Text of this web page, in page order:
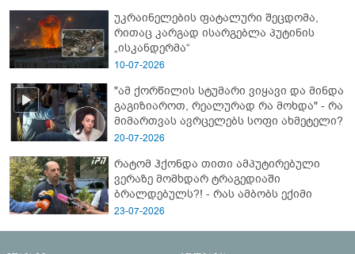
უკრაინელების ფატალური შეცდომა,
რითაც კარგად ისარგებლა პუტინის
„ისკანდერმა“
10-07-2026
"ამ ქორწილის სტუმარი ვიყავი და მინდა
გაგიზიაროთ, რეალურად რა მოხდა" - რა
მიმართვას ავრცელებს სოფი ახმეტელი?
20-07-2026
რატომ ჰქონდა თითი ამპუტირებული
ვერაზე მომხდარ ტრაგედიაში
ბრალდებულს?! - რას ამბობს ექიმი
23-07-2026